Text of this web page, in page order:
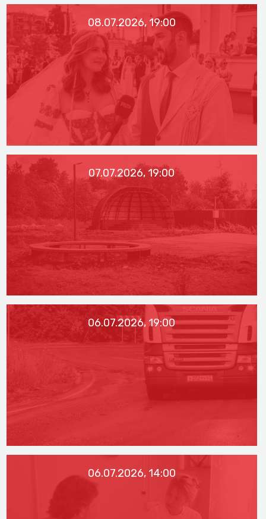
08.07.2026, 19:00
07.07.2026, 19:00
06.07.2026, 19:00
06.07.2026, 14:00